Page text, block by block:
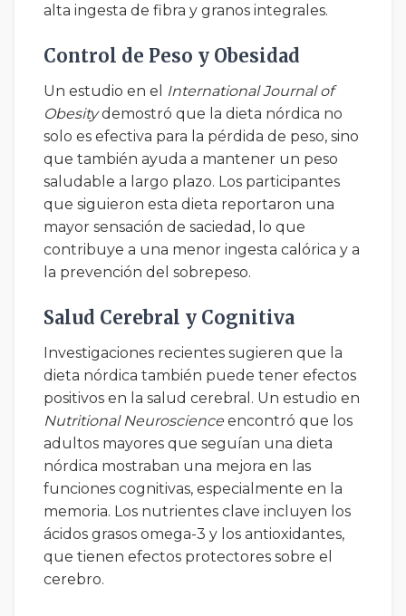
alta ingesta de fibra y granos integrales.
Control de Peso y Obesidad
Un estudio en el
International Journal of
Obesitydemostró que la dieta nórdica no
solo es efectiva para la pérdida de peso, sino
que también ayuda a mantener un peso
saludable a largo plazo. Los participantes
que siguieron esta dieta reportaron una
mayor sensación de saciedad, lo que
contribuye a una menor ingesta calórica y a
la prevención del sobrepeso.
Salud Cerebral y Cognitiva
Investigaciones recientes sugieren que la
dieta nórdica también puede tener efectos
positivos en la salud cerebral. Un estudio en
Nutritional Neuroscience encontró que los
adultos mayores que seguían una dieta
nórdica mostraban una mejora en las
funciones cognitivas, especialmente en la
memoria. Los nutrientes clave incluyen los
ácidos grasos omega-3 y los antioxidantes,
que tienen efectos protectores sobre el
cerebro.